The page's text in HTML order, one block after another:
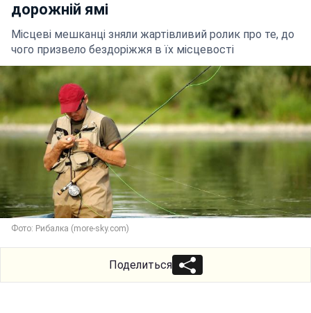
дорожній ямі
Місцеві мешканці зняли жартівливий ролик про те, до
чого призвело бездоріжжя в їх місцевості
Фото: Рибалка (more-sky.com)
Поделиться